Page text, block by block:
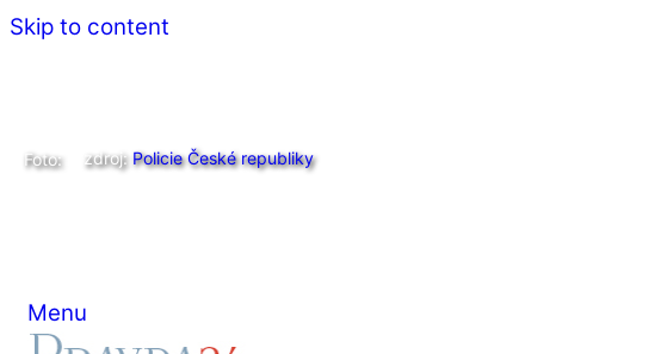
Skip to content
Menu
zdroj: Policie České republiky
Foto: